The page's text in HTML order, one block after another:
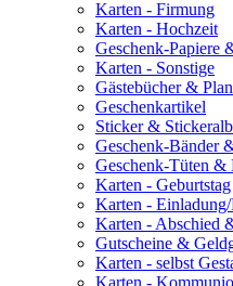
Karten - Firmung
Karten - Hochzeit
Geschenk-Papiere
Karten - Sonstige
Gästebücher &
Geschenkartikel
Sticker &
Geschenk-Bänder
Geschenk-Tüten &
Karten - Geburtstag
Karten -
Karten - Abschied
Gutscheine &
Karten - selbst
Karten -